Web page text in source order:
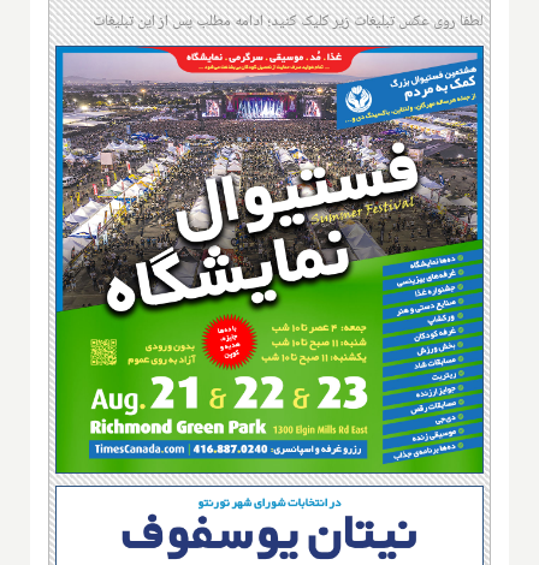
لطفا روی عکس تبلیغات زیر کلیک کنید؛ ادامه مطلب پس از این تبلیغات